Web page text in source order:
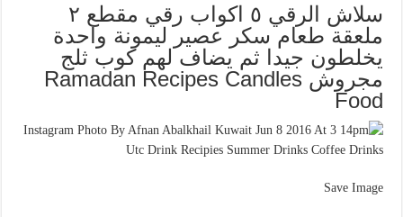
سلاش الرقي ٥ اكواب رقي مقطع ٢
ملعقة طعام سكر عصير ليمونة واحدة
يخلطون جيدا ثم يضاف لهم كوب ثلج
مجروش Ramadan Recipes Candles
Food
Save Image